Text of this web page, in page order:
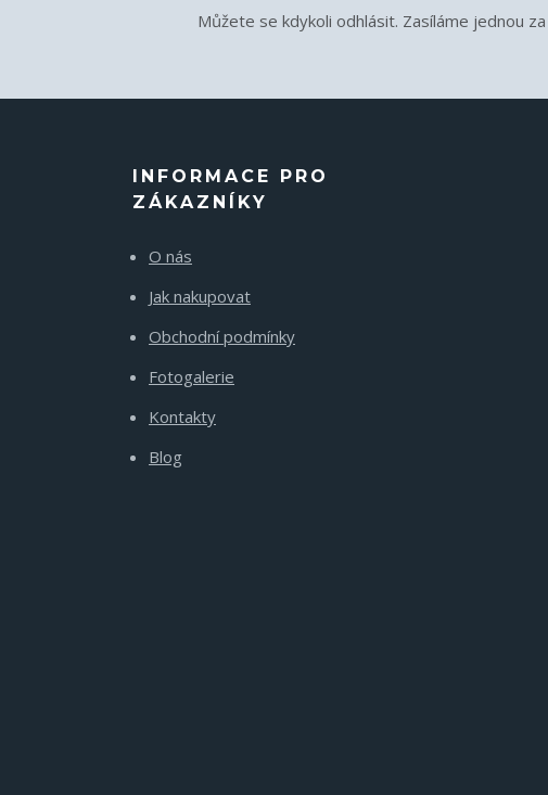
Můžete se kdykoli odhlásit. Zasíláme jednou
INFORMACE PRO
ZÁKAZNÍKY
O nás
Jak nakupovat
Obchodní podmínky
Fotogalerie
Kontakty
Blog